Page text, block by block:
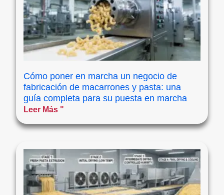
Cómo poner en marcha un negocio de
fabricación de macarrones y pasta: una
guía completa para su puesta en marcha
Leer Más "